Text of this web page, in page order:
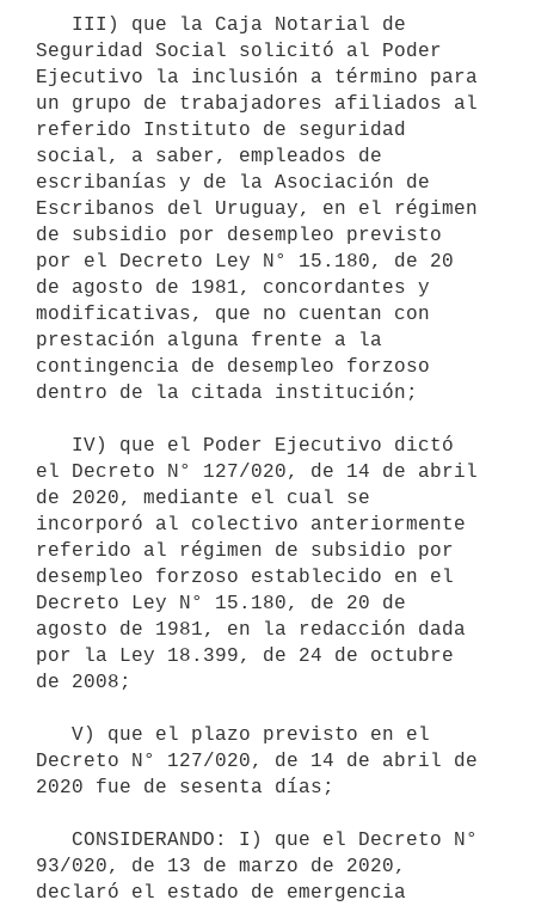
Seguridad Social solicitó al Poder
Ejecutivo la inclusión a término para
un grupo de trabajadores afiliados al
referido Instituto de seguridad
social, a saber, empleados de
escribanías y de la Asociación de
Escribanos del Uruguay, en el régimen
de subsidio por desempleo previsto
por el Decreto Ley N° 15.180, de 20
de agosto de 1981, concordantes y
modificativas, que no cuentan con
prestación alguna frente a la
contingencia de desempleo forzoso
dentro de la citada institución;
el Decreto N° 127/020, de 14 de abril
de 2020, mediante el cual se
incorporó al colectivo anteriormente
referido al régimen de subsidio por
desempleo forzoso establecido en el
Decreto Ley N° 15.180, de 20 de
agosto de 1981, en la redacción dada
por la Ley 18.399, de 24 de octubre
de 2008;
Decreto N° 127/020, de 14 de abril de
2020 fue de sesenta días;
93/020, de 13 de marzo de 2020,
declaró el estado de emergencia